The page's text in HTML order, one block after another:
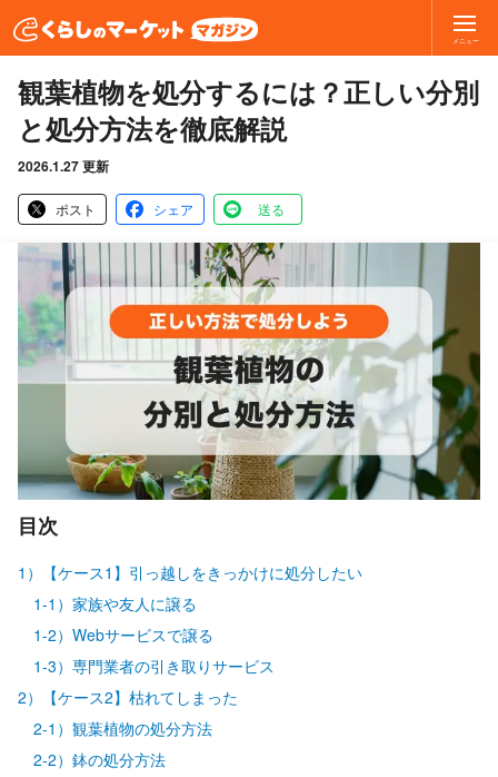
メニュー
観葉植物を処分するには？正しい分別
と処分方法を徹底解説
2026.1.27 更新
ポスト シェア 送る
目次
1）【ケース1】引っ越しをきっかけに処分したい
1-1）家族や友人に譲る
1-2）Webサービスで譲る
1-3）専門業者の引き取りサービス
2）【ケース2】枯れてしまった
2-1）観葉植物の処分方法
2-2）鉢の処分方法